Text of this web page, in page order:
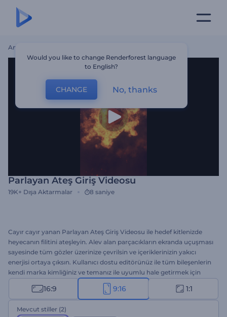
Ana Sayfa
Parlayan Ateş Giriş Videosu
19K+ Dışa Aktarmalar 8 saniye
Cayır cayır yanan Parlayan Ateş Giriş Videosu ile hedef kitlenizde
heyecanın filitini ateşleyin. Alev alan parçacıkların ekranda uçuşması
sayesinde tüm gözler üzerinize çevrilsin ve içeriklerinizin yakıcı
enerjisi ortaya çıksın. Kullanıcı dostu editörünüz ile tüm bileşenlerin
kendi marka kimliğiniz ve temanız ile uyumlu hale getirmek için
kolayca kişiselleştirebilirsiniz. Logonuzu yükleyin, sloganı girin,
arkaplan müziği ekleyin ve izleyicileri büyüleyen bir giriş videosu
elde edin. Bu yüksek enerjili şablonu tanıtım, trailer, sunum girişleri
ya da alevli bir etki yapması gereken her türlü proje için
16:9 9:16 1:1
Mevcut stiller (2)
Would you like to change Renderforest language
to English?
CHANGE No, thanks